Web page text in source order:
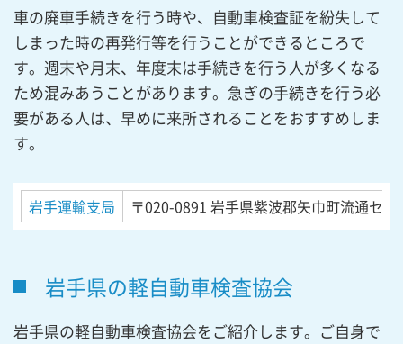
車の廃車手続きを行う時や、自動車検査証を紛失して
しまった時の再発行等を行うことができるところで
す。週末や月末、年度末は手続きを行う人が多くなる
ため混みあうことがあります。急ぎの手続きを行う必
要がある人は、早めに来所されることをおすすめしま
す。
岩手運輸支局 〒020-0891 岩手県紫波郡矢巾町流通セ
岩手県の軽自動車検査協会
岩手県の軽自動車検査協会をご紹介します。ご自身で